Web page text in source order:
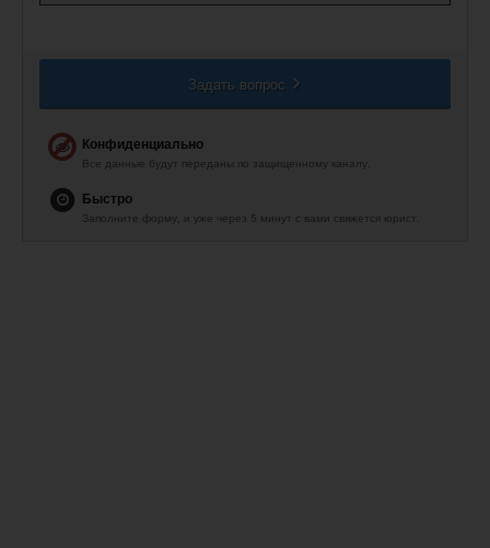
Задать вопрос
Конфиденциально
Все данные будут переданы по защищенному каналу.
Быстро
Заполните форму, и уже через 5 минут с вами свяжется юрист.